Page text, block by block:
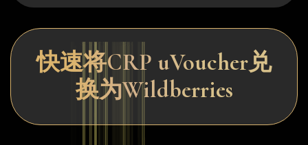
快速将CRP uVoucher兑
换为Wildberries